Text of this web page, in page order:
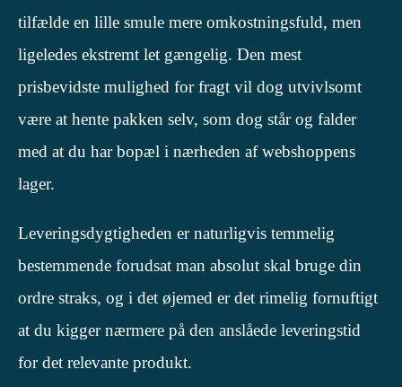
tilfælde en lille smule mere omkostningsfuld, men
ligeledes ekstremt let gængelig. Den mest
prisbevidste mulighed for fragt vil dog utvivlsomt
være at hente pakken selv, som dog står og falder
med at du har bopæl i nærheden af webshoppens
lager.
Leveringsdygtigheden er naturligvis temmelig
bestemmende forudsat man absolut skal bruge din
ordre straks, og i det øjemed er det rimelig fornuftigt
at du kigger nærmere på den anslåede leveringstid
for det relevante produkt.